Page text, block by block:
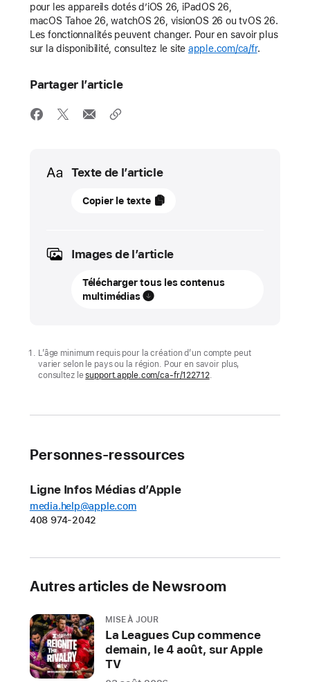
pour les appareils dotés d’iOS 26, iPadOS 26,
macOS Tahoe 26, watchOS 26, visionOS 26 ou tvOS 26.
Les fonctionnalités peuvent changer. Pour en savoir plus
sur la disponibilité, consultez le site apple.com/ca/fr.
Partager l’article
Media
Texte de l’article
MISE
JOUR
sa
gamme
jeunes
ligne
Les
incluent
nouvelles
de
gestion
des
comptes
Copier le texte
Images de l’article
Télécharger tous les contenus
multimédias
L’âge minimum requis pour la création d’un compte peut
varier selon le pays ou la région. Pour en savoir plus,
consultez lesupport.apple.com/ca-fr/122712.
Personnes-ressources
Ligne Infos Médias d’Apple
media.help@apple.com
408 974-2042
Autres articles de Newsroom
MISE À JOUR
La Leagues Cup commence
demain, le 4 août, sur Apple
TV